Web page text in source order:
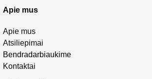
Apie mus
Apie mus
Atsiliepimai
Bendradarbiaukime
Kontaktai